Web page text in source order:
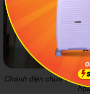
Chánh diện chùa Vĩnh